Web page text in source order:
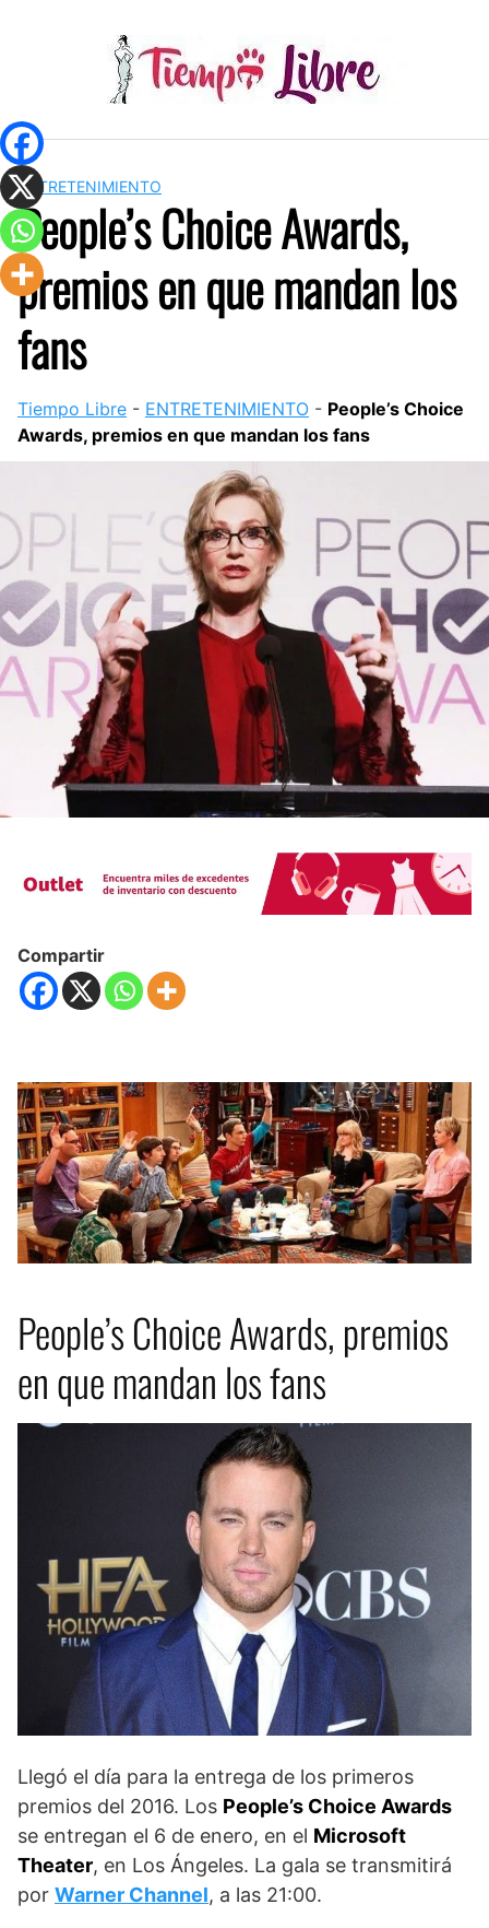
ENTRETENIMIENTO
People’s Choice Awards,
premios en que mandan los
fans
Tiempo Libre - ENTRETENIMIENTO - People’s Choice
Awards, premios en que mandan los fans
Compartir
People’s Choice Awards, premios
en que mandan los fans
Llegó el día para la entrega de los primeros
premios del 2016. Los People’s Choice Awards
se entregan el 6 de enero, en el Microsoft
Theater, en Los Ángeles. La gala se transmitirá
por Warner Channel, a las 21:00.